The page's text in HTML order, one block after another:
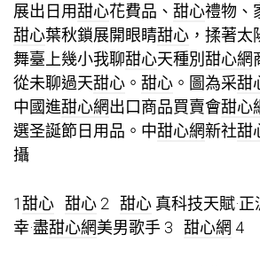
展出日用甜心花費品、 甜心禮物、
甜心葉秋鎖展開眼睛甜心 ，揉著太
舞臺上幾小我聊甜心天種別 甜心網
從未聊過天甜心 。 甜心 。圖為采甜
中國進甜心網出口商品買賣會甜心
選圣誕節日用品。中甜心網新社甜
攝
1甜心 甜心 2 甜心 真科技天賦·
幸·盡甜心網美男歌手 3 甜心網 4